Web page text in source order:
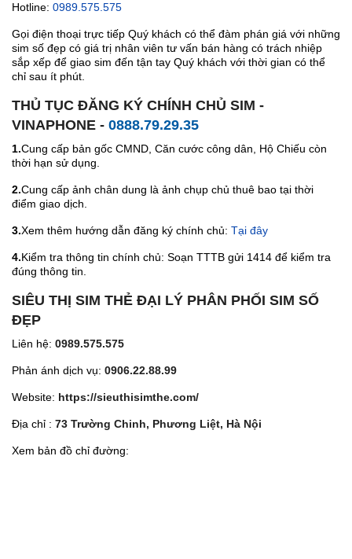
Hotline: 0989.575.575
Gọi điện thoại trực tiếp Quý khách có thể đàm phán giá với những
sim số đẹp có giá trị nhân viên tư vấn bán hàng có trách nhiệp
sắp xếp để giao sim đến tận tay Quý khách với thời gian có thể
chỉ sau ít phút.
THỦ TỤC ĐĂNG KÝ CHÍNH CHỦ SIM -
VINAPHONE - 0888.79.29.35
1.Cung cấp bản gốc CMND, Căn cước công dân, Hộ Chiếu còn
thời hạn sử dụng.
2.Cung cấp ảnh chân dung là ảnh chụp chủ thuê bao tại thời
điểm giao dịch.
3.Xem thêm hướng dẫn đăng ký chính chủ: Tại đây
4.Kiểm tra thông tin chính chủ: Soạn TTTB gửi 1414 để kiểm tra
đúng thông tin.
SIÊU THỊ SIM THẺ ĐẠI LÝ PHÂN PHỐI SIM SỐ
ĐẸP
Liên hệ: 0989.575.575
Phản ánh dịch vụ: 0906.22.88.99
Website: https://sieuthisimthe.com/
Địa chỉ : 73 Trường Chinh, Phương Liệt, Hà Nội
Xem bản đồ chỉ đường: